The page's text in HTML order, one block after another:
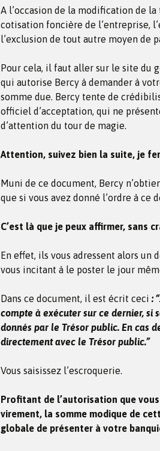
A l’occasion de la modification de
cotisation foncière de l’entreprise,
l’exclusion de tout autre moyen de
Pour cela, il faut aller sur le site du
qui autorise Bercy à demander à
somme due. Bercy tente de
officiel d’acceptation, qui ne
d’attention du tour de magie.
Attention, suivez bien la suite, je
Muni de ce document, Bercy
que si vous avez donné l’ordre à ce
C’est là que je peux affirmer, sans
En effet, ils vous adressent alors un
vous incitant à le poster le jour
Dans ce document, il est écrit ceci :
compte à exécuter sur ce dernier, si
donnés par le Trésor public. En cas
directement avec le Trésor public.”
Vous saisissez l’escroquerie.
Profitant de l’autorisation que
virement, la somme modique de
globale de présenter à votre